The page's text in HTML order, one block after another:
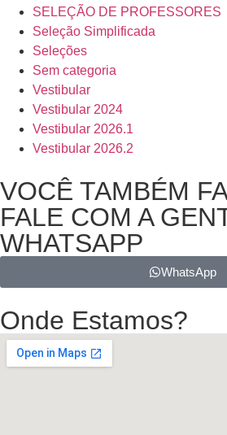
SELEÇÃO DE PROFESSORES
Seleção Simplificada
Seleções
Sem categoria
Vestibular
Vestibular 2024
Vestibular 2026.1
Vestibular 2026.2
VOCÊ TAMBÉM
FALE COM A
WHATSAPP
WhatsApp
Onde Estamos?